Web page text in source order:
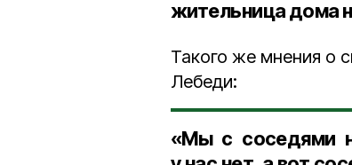
жительница дома
Такого же мнения о
Лебеди:
«Мы с соседями